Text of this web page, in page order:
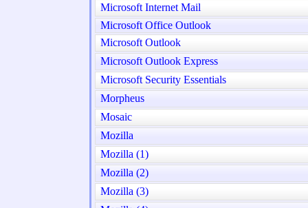
Microsoft Internet Mail
Microsoft Office Outlook
Microsoft Outlook
Microsoft Outlook Express
Microsoft Security Essentials
Morpheus
Mosaic
Mozilla
Mozilla (1)
Mozilla (2)
Mozilla (3)